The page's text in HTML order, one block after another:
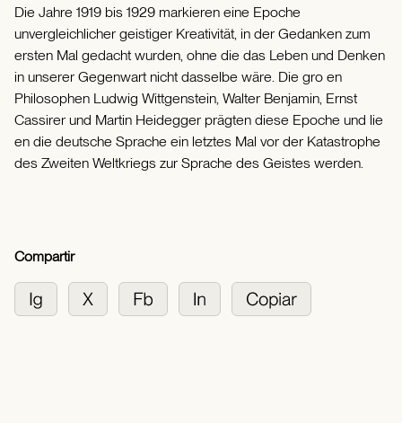
Die Jahre 1919 bis 1929 markieren eine Epoche
unvergleichlicher geistiger Kreativität, in der Gedanken zum
ersten Mal gedacht wurden, ohne die das Leben und Denken
in unserer Gegenwart nicht dasselbe wäre. Die gro en
Philosophen Ludwig Wittgenstein, Walter Benjamin, Ernst
Cassirer und Martin Heidegger prägten diese Epoche und lie
en die deutsche Sprache ein letztes Mal vor der Katastrophe
des Zweiten Weltkriegs zur Sprache des Geistes werden.
Compartir